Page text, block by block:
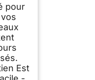
pour
Est